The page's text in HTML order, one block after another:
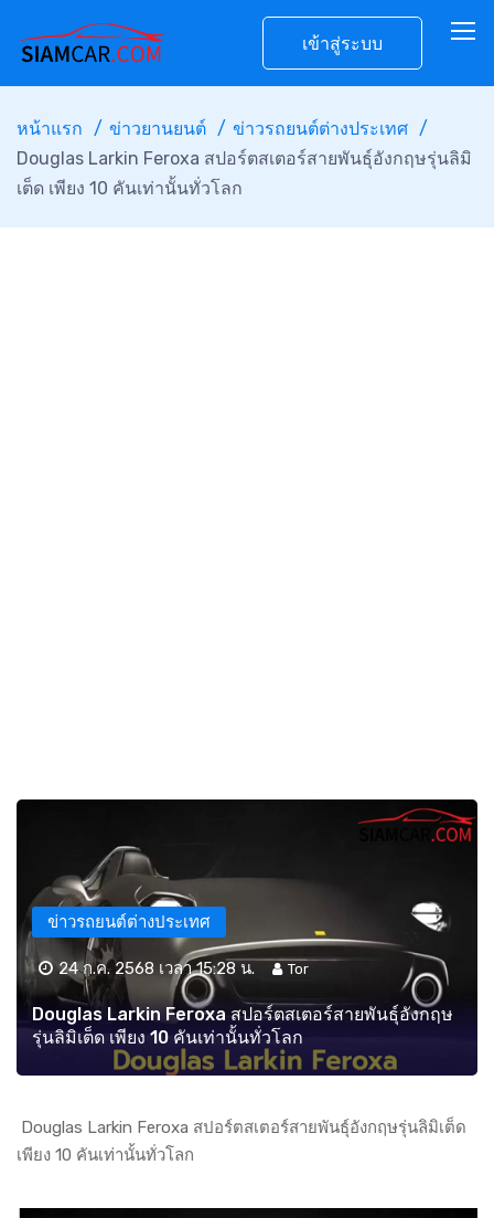
เข้าสู่ระบบ
หน้าแรก ข่าวยานยนต์
ข่าวรถยนต์ต่างประเทศ
Douglas Larkin Feroxa สปอร์ตสเตอร์สายพันธุ์อังกฤษรุ่นลิมิ
เต็ด เพียง 10 คันเท่านั้นทั่วโลก
ข่าวรถยนต์ต่างประเทศ
24 ก.ค. 2568 เวลา 15:28 น. Tor
Douglas Larkin Feroxa สปอร์ตสเตอร์สายพันธุ์อังกฤษ
รุ่นลิมิเต็ด เพียง 10 คันเท่านั้นทั่วโลก
Douglas Larkin Feroxa สปอร์ตสเตอร์สายพันธุ์อังกฤษรุ่นลิมิเต็ด
เพียง 10 คันเท่านั้นทั่วโลก